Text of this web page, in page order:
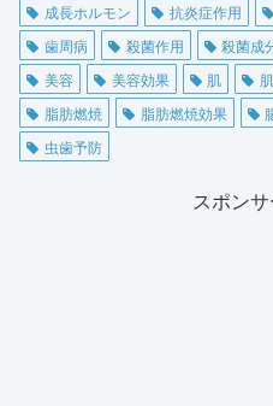
成長ホルモン
抗炎症作用
歯周病
殺菌作用 殺菌成
美容
美容効果 肌
脂肪燃焼
脂肪燃焼効果
虫歯予防
スポン